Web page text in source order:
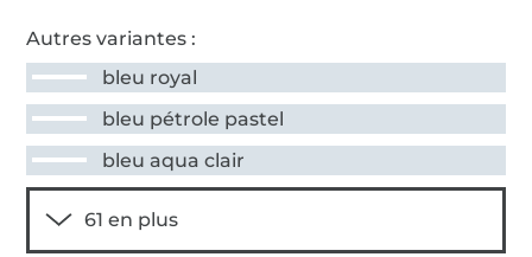
Autres variantes :
bleu royal
bleu pétrole pastel
bleu aqua clair